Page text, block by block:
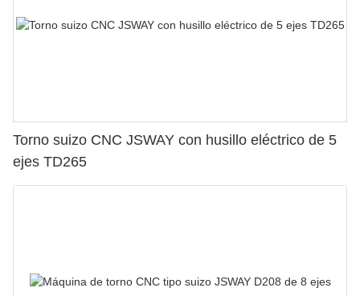
Torno suizo CNC JSWAY con husillo eléctrico de 5
ejes TD265